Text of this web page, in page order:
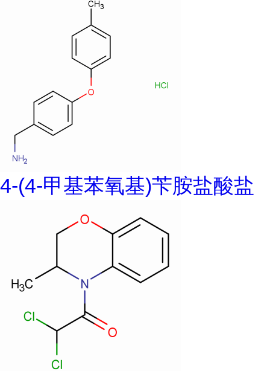
4-(4-甲基苯氧基)苄胺盐酸盐